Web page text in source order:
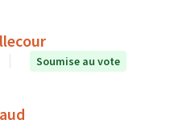
Soumise au vote